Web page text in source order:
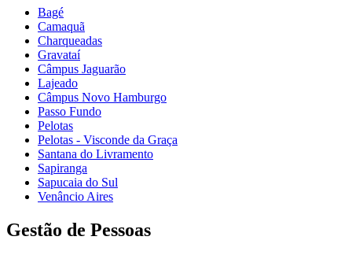
Bagé
Camaquã
Charqueadas
Gravataí
Câmpus Jaguarão
Lajeado
Câmpus Novo Hamburgo
Passo Fundo
Pelotas
Pelotas - Visconde da Graça
Santana do Livramento
Sapiranga
Sapucaia do Sul
Venâncio Aires
Gestão de Pessoas